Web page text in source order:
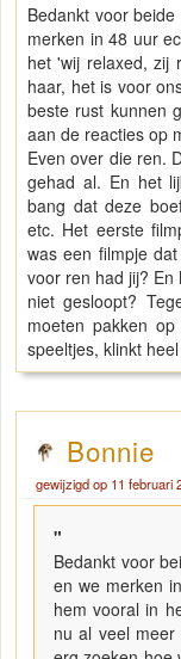
Bedankt voor
merken in 48 uur
het 'wij relaxed, zij
haar, het is voor
beste rust kunnen
aan de reacties op
Even over die ren.
gehad al. En het
bang dat deze
etc. Het eerste
was een filmpje
voor ren had jij?
niet gesloopt?
moeten pakken
speeltjes, klinkt
Bonnie
gewijzigd op 11 februari
"
Bedankt voor
en we merken
hem vooral in
nu al veel